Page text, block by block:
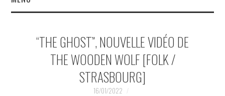
MUSIQUESACTUELLES.NET
GABBA GABBA HEY !
“THE GHOST”, NOUVELLE VIDÉO DE
THE WOODEN WOLF [FOLK /
STRASBOURG]
16/01/2022